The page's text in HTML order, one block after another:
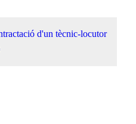
d'un tècnic-locutor